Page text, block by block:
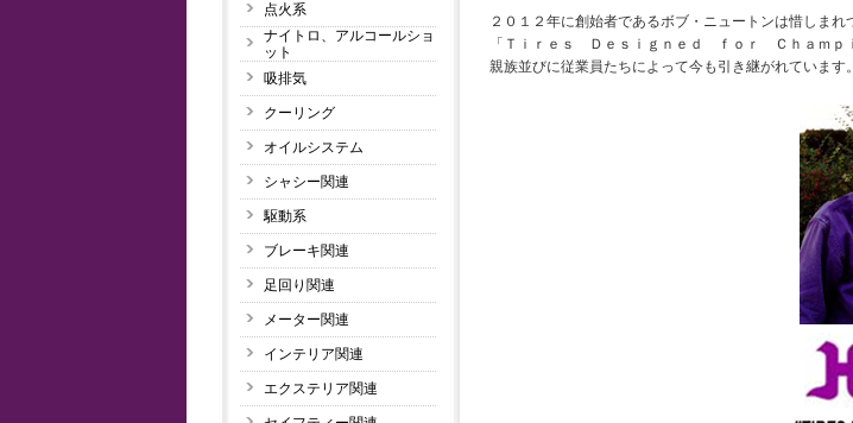
点火系
ナイトロ、アルコールショ
ット
吸排気
クーリング
オイルシステム
シャシー関連
駆動系
ブレーキ関連
足回り関連
メーター関連
インテリア関連
エクステリア関連
２０１２年に創始者であるボブ・ニュートンは惜しまれ
「Ｔｉｒｅｓ Ｄｅｓｉｇｎｅｄ ｆｏｒ Ｃｈａｍｐｉ
親族並びに従業員たちによって今も引き継がれています。